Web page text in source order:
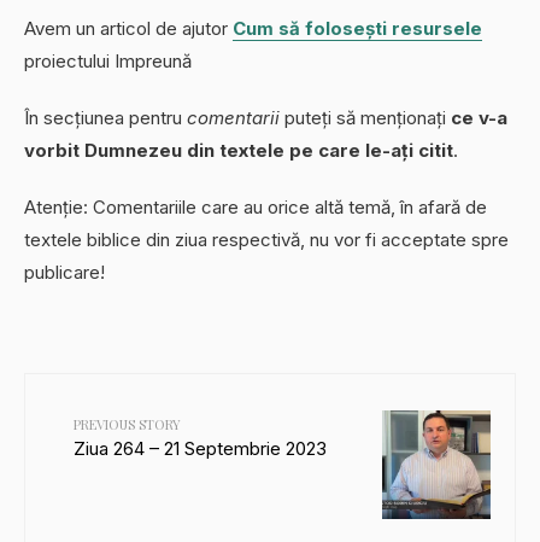
Avem un articol de ajutor Cum să folosești resursele
proiectului Impreună
În secțiunea pentru comentarii puteți să menționați ce v-a
vorbit Dumnezeu din textele pe care le-ați citit.
Atenție: Comentariile care au orice altă temă, în afară de
textele biblice din ziua respectivă, nu vor fi acceptate spre
publicare!
PREVIOUS STORY
Ziua 264 – 21 Septembrie 2023